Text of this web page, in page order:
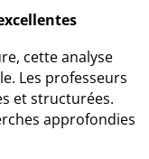
cette analyse
Les professeurs
et structurées.
approfondies